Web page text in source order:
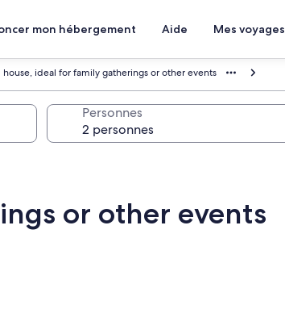
mon hébergement Aide Mes voyages
ideal for family gatherings or other events
Personnes
or other events